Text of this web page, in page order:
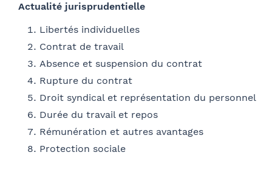
Actualité jurisprudentielle
Libertés individuelles
Contrat de travail
Absence et suspension du contrat
Rupture du contrat
Droit syndical et représentation du personnel
Durée du travail et repos
Rémunération et autres avantages
Protection sociale
Code postal
Nom
Société
J'autorise Barthélémy Avocats à utiliser mes
données pour l'envoi d'informations juridiques
et d'invitations aux formations et événements
du cabinetFACULTATIF
Je m'inscris